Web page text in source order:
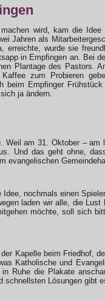
wird, kam die Idee
Jahren als
wurde sie
in Empfingen an. Bei
Plantage des Pastors.
zum Probieren
Empfinger
ja ändern.
am 31. Oktober – am
Und das geht ohne,
evangelischen
nochmals einen
laden wir alle, die
möchte, soll sich
Kapelle beim Friedhof,
Katholische und
Ruhe die Plakate
Lösungen gibt